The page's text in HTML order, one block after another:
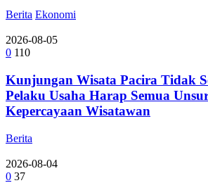
Berita Ekonomi
2026-08-05
0 110
Kunjungan Wisata Pacira Tidak
Pelaku Usaha Harap Semua
Kepercayaan Wisatawan
Berita
2026-08-04
0 37